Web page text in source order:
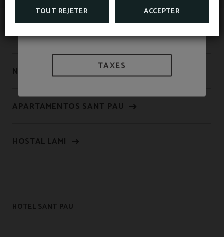
TOUT REJETER ACCEPTER
NOUS SOMMES BIOSPHERE
APARTAMENTOS SANT PAU
HOSTAL LAMI
HOTEL SANT PAU
TAXES